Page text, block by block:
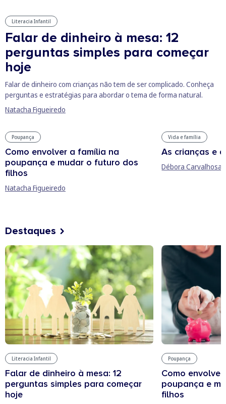
Literacia Infantil
Falar de dinheiro à mesa: 12
perguntas simples para começar
hoje
Falar de dinheiro com crianças não tem de ser complicado. Conheça
perguntas e estratégias para abordar o tema de forma natural.
Natacha Figueiredo
Poupança
Como envolver a família na
poupança e mudar o futuro dos
filhos
Natacha Figueiredo
Vida e família
As crianças e
Débora Carvalhosa
Destaques
Literacia Infantil
Falar de dinheiro à mesa: 12
perguntas simples para começar
hoje
Poupança
Como
poupança e
filhos